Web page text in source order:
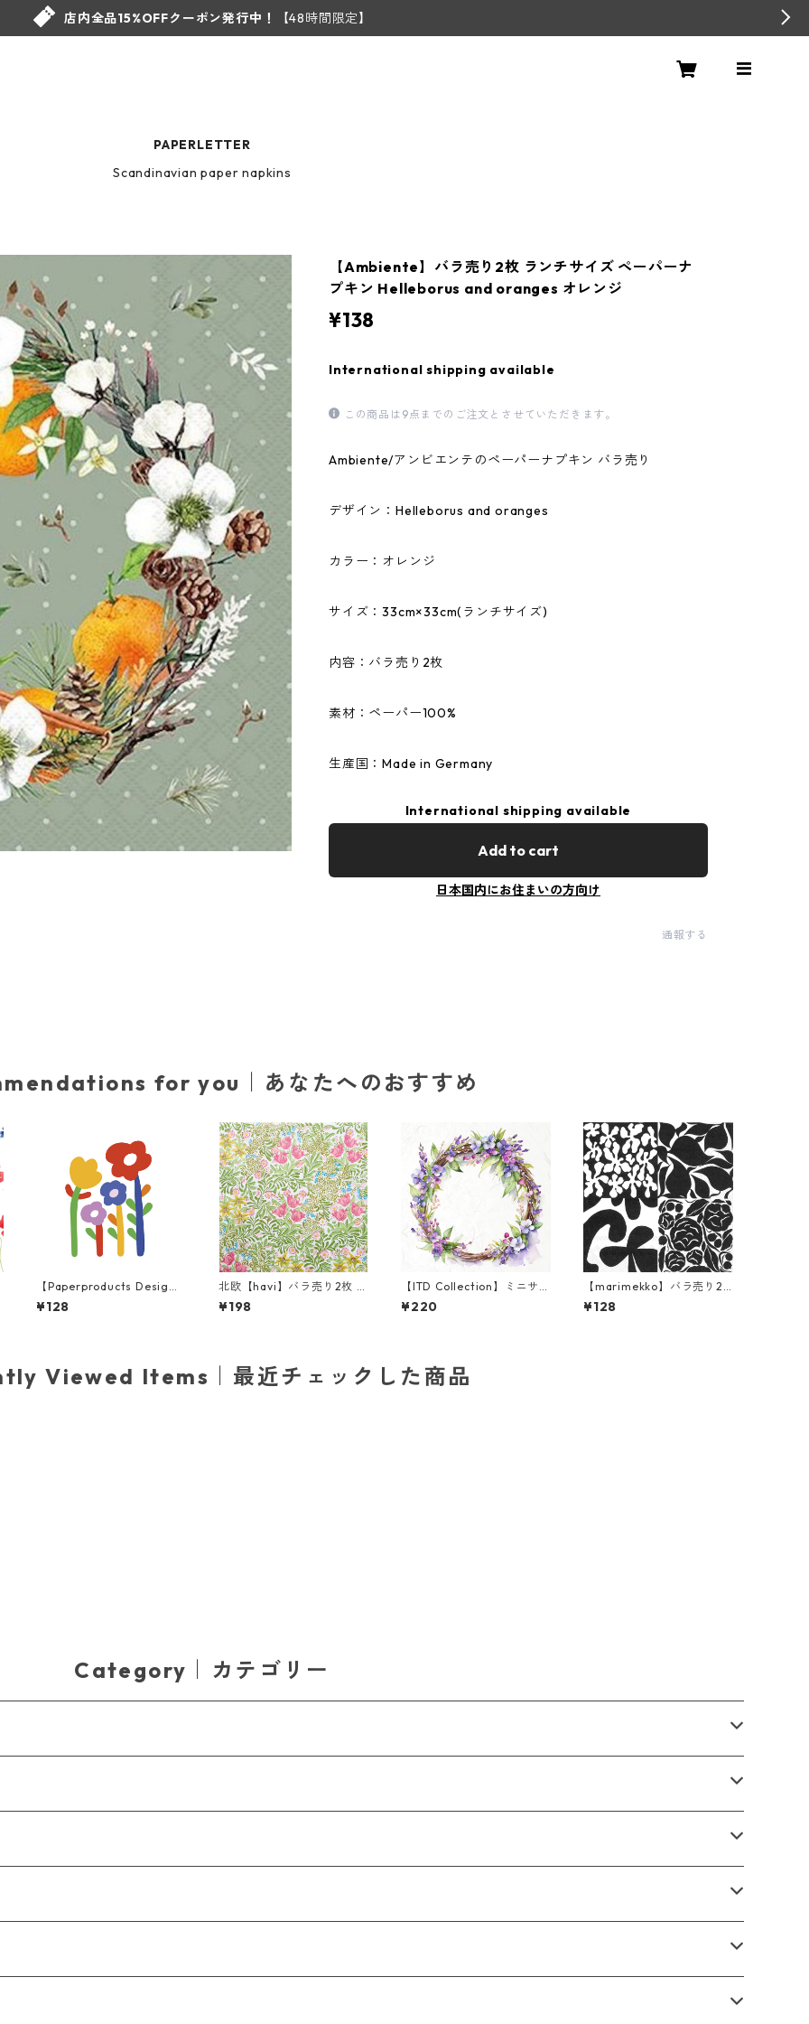
店内全品15%OFFクーポン発行中！ 【48時間限定】
PAPERLETTER
Scandinavian paper napkins
【Ambiente】バラ売り2枚 ランチサイズ ペーパーナ
プキン Helleborus and oranges オレンジ
¥138
International shipping available
この商品は9点までのご注文とさせていただきます。
Ambiente/アンビエンテのペーパーナプキン バラ売り
デザイン：Helleborus and oranges
カラー：オレンジ
サイズ：33cm×33cm(ランチサイズ)
内容：バラ売り2枚
素材：ペーパー100%
生産国：Made in Germany
International shipping available
Add to cart
日本国内にお住まいの方向け
通報する
for you｜あなたへのおすすめ
【Paperproducts Desig
n】バラ売り2枚 ランチサイ
ズ ペーパーナプキン Super
¥128
北欧【havi】バラ売り2枚 ラ
ンチサイズ ペーパーナプキ
ン Bower グリーン William
¥198
【ITD Collection】ミニサイ
ズ ライスペーパー RSM1253
デコパージュ
¥220
【marimekko】バラ売り2
枚 ランチサイズ ペーパーナ
プキン RUUDUT ブラック
¥128
Viewed Items｜最近チェックした商品
Category｜カテゴリー